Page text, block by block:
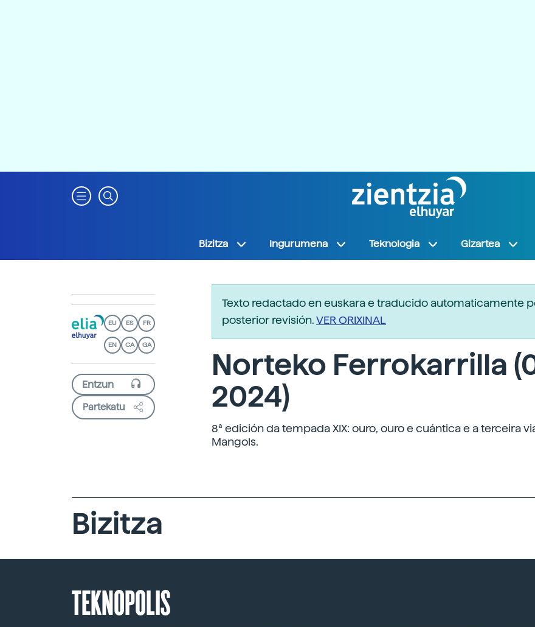
Bizitza Ingurumena Teknologia Gizartea
EU ES FR
EN CA GA
Partekatu
Texto redactado en euskara e traducido automaticamente
posterior revisión.VER ORIXINAL
Norteko Ferrokarrilla
2024)
8ª edición da tempada XIX: ouro, ouro e cuántica e a terceira
Mangols.
Bizitza
TEKNOPOLIS